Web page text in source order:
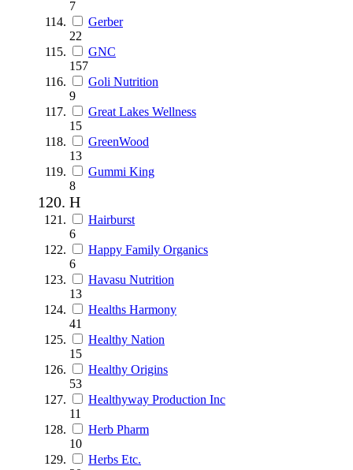
7
Gerber
22
GNC
157
Goli Nutrition
9
Great Lakes Wellness
15
GreenWood
13
Gummi King
8
H
Hairburst
6
Happy Family Organics
6
Havasu Nutrition
13
Healths Harmony
41
Healthy Nation
15
Healthy Origins
53
Healthyway Production Inc
11
Herb Pharm
10
Herbs Etc.